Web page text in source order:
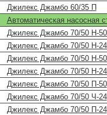
Джилекс Джамбо 60/35 П
Автоматическая насосная
Джилекс Джамбо 70/50 Н-
Джилекс Джамбо 70/50 Н-
Джилекс Джамбо 70/50 Н-50
Джилекс Джамбо 70/50 Н-24
Джилекс Джамбо 70/50 П-50
Джилекс Джамбо 70/50 Ч-24
Джилекс Джамбо 70/50 П-24